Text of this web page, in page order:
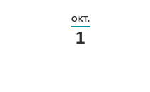
OKT.
1